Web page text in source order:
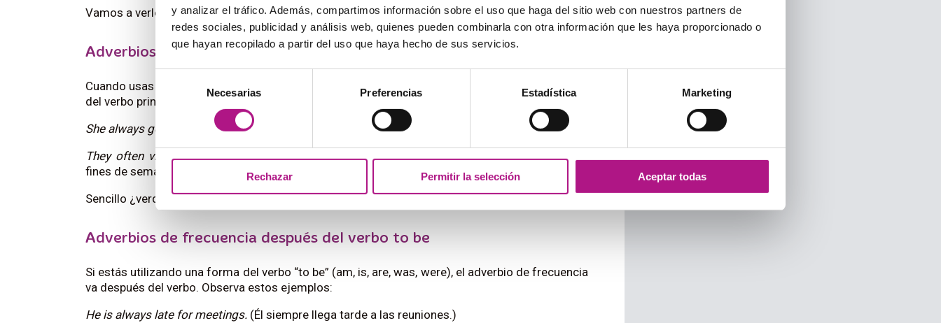
y analizar el tráfico. Además, compartimos información sobre el uso que haga del sitio web con nuestros partners de
redes sociales, publicidad y análisis web, quienes pueden combinarla con otra información que les haya proporcionado o
que hayan recopilado a partir del uso que haya hecho de sus servicios.
consentimiento
Necesarias Preferencias Estadística Marketing
Rechazar Permitir la selección Aceptar todas
Vamos a verlo con más detalle.
Adverbios de frecuencia antes del verbo principal
Cuando usas un verbo que no sea
(como go, eat, play), el adverbio de frecuencia va antes
del verbo principal. Por ejemplo:
She always goes to the gym after work.
(Ella siempre va al gimnasio después del trabajo.)
They often visit their grandparents on weekends. (Ellos a menudo visitan a sus abuelos los
fines de semana.)
Sencillo ¿verdad? Solo coloca el adverbio justo antes del verbo principal, y listo.
Adverbios de frecuencia después del verbo to be
Si estás utilizando una forma del verbo “to be” (am, is, are, was, were), el adverbio de frecuencia
va después del verbo. Observa estos ejemplos:
He is always late for meetings. (Él siempre llega tarde a las reuniones.)